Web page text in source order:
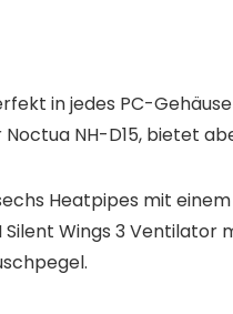
in jedes PC-
NH-D15, bietet
Heatpipes mit
Wings 3 Ventilator